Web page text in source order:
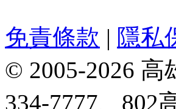
免責條款 | 隱私
© 2005-2026 高
334-7777、802